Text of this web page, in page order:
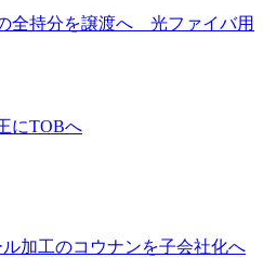
全持分を譲渡へ 光ファイバ用
にTOBへ
加工のコウナンを子会社化へ